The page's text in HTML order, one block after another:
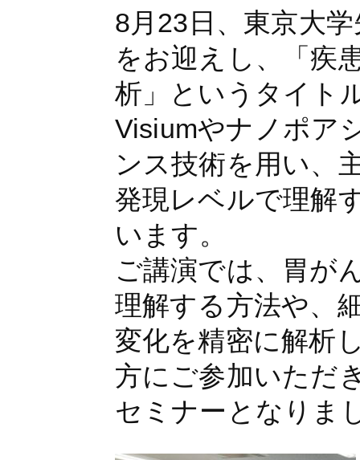
8月23日、東京大
をお迎えし、「疾
析」というタイト
Visiumやナノポア
ンス技術を用い、
発現レベルで理解
います。
ご講演では、胃が
理解する方法や、
変化を精密に解析
方にご参加いただ
セミナーとなりま